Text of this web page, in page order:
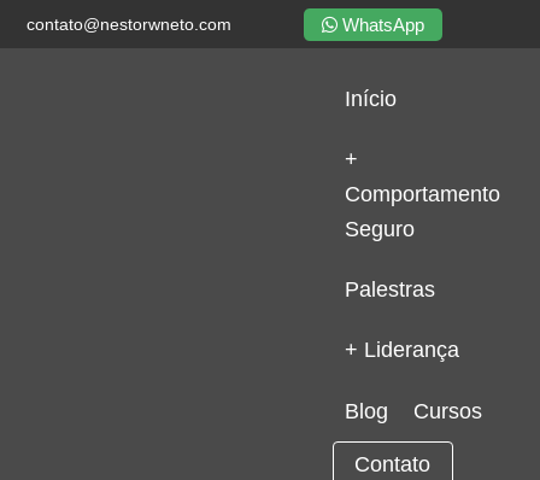
contato@nestorwneto.com WhatsApp
Início
+
Comportamento
Seguro
Palestras
+ Liderança
Blog Cursos
Contato